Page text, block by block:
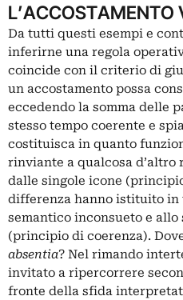
L’ACCOSTAMENTO
Da tutti questi esempi e
inferirne una regola
coincide con il criterio di
un accostamento possa
eccedendo la somma delle
stesso tempo coerente e
costituisca in quanto
rinviante a qualcosa
dalle singole icone
differenza hanno istituito in
semantico inconsueto e
(principio di coerenza).
absentia? Nel rimando
invitato a ripercorrere
fronte della sfida